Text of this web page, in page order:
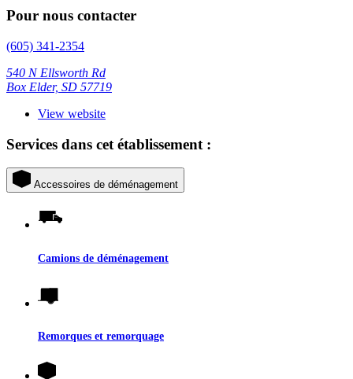
Pour nous contacter
(605) 341-2354
540 N Ellsworth Rd
Box Elder, SD 57719
View website
Services dans cet établissement :
Accessoires de déménagement
Camions de déménagement
Remorques et remorquage